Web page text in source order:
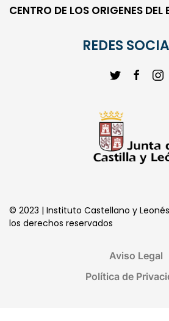
CENTRO DE LOS ORIGENES DEL
REDES
© 2023 | Instituto Castellano y
los derechos reservados
Aviso Legal
Política de